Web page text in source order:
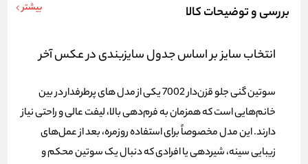
بررسی و توضیحات کالا بیشتر
انتخاب سایز بر اساس جدول سایزبندی در عکس آخر
سوتین گنی جلو قزن‌دار 7002 یکی از مدل های پرطرفدار در بین
خانم‌هایی است که همزمان بهفرم‌دهی بالا، لیفت عالی و راحتینیاز
دارند. این مدل مخصوصاً برای استفاده روزمره، بعد از عمل‌های
زیبایی سینه، شیردهی یا افرادی که دنبال یک سوتین محکم و